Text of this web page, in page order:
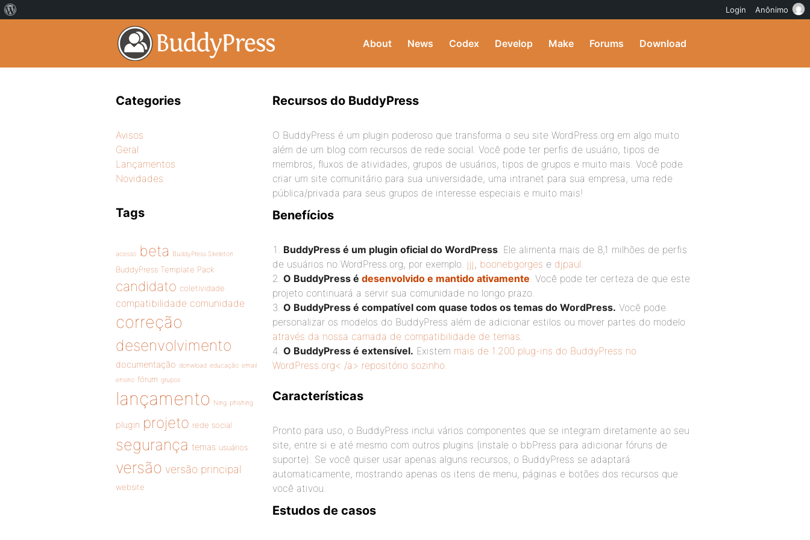
About News Codex Develop Make Forums Download
Recursos do BuddyPress
O BuddyPress é um plugin poderoso que transforma o seu site WordPress.org em algo muito
além de um blog com recursos de rede social. Você pode ter perfis de usuário, tipos de
membros, fluxos de atividades, grupos de usuários, tipos de grupos e muito mais. Você pode
criar um site comunitário para sua universidade, uma intranet para sua empresa, uma rede
pública/privada para seus grupos de interesse especiais e muito mais!
Benefícios
BuddyPress é um plugin oficial do WordPress. Ele alimenta mais de 8,1 milhões de perfis
de usuários no WordPress.org, por exemplo. jjj , boonebgorges e djpaul.
O BuddyPress é desenvolvido e mantido ativamente. Você pode ter certeza de que este
projeto continuará a servir sua comunidade no longo prazo.
O BuddyPress é compatível com quase todos os temas do WordPress. Você pode
personalizar os modelos do BuddyPress além de adicionar estilos ou mover partes do modelo
através da nossa camada de compatibilidade de temas.
O BuddyPress é extensível. Existem mais de 1.200 plug-ins do BuddyPress no
WordPress.org< /a> repositório sozinho.
Características
Pronto para uso, o BuddyPress inclui vários componentes que se integram diretamente ao seu
site, entre si e até mesmo com outros plugins (instale o bbPress para adicionar fóruns de
suporte). Se você quiser usar apenas alguns recursos, o BuddyPress se adaptará
automaticamente, mostrando apenas os itens de menu, páginas e botões dos recursos que
você ativou.
Estudos de casos
Categories
Avisos
Geral
Lançamentos
Novidades
Tags
acesso beta BuddyPress Skeleton
BuddyPress Template Pack
candidato coletividade
compatibilidade comunidade
correção
desenvolvimento
documentação donwload educação email
ensino fórum grupos
lançamento Ning phishing
plugin projeto rede social
segurança temas usuários
versão versão principal
website
Login Anônimo